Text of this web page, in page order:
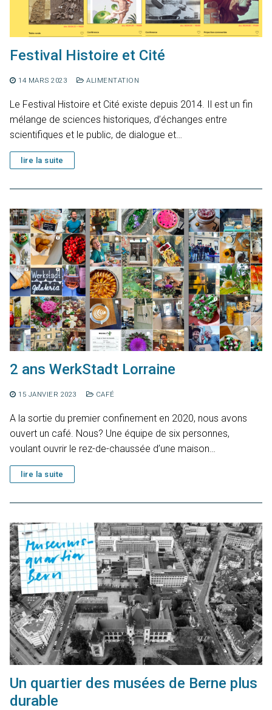
Festival Histoire et Cité
14 MARS 2023 ALIMENTATION
Le Festival Histoire et Cité existe depuis 2014. Il est un fin
mélange de sciences historiques, d’échanges entre
scientifiques et le public, de dialogue et…
lire la suite
2 ans WerkStadt Lorraine
15 JANVIER 2023 CAFÉ
A la sortie du premier confinement en 2020, nous avons
ouvert un café. Nous? Une équipe de six personnes,
voulant ouvrir le rez-de-chaussée d’une maison…
lire la suite
Un quartier des musées de Berne plus
durable